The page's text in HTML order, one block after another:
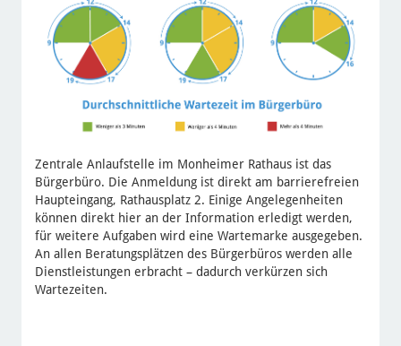
Zentrale Anlaufstelle im Monheimer Rathaus ist das
Bürgerbüro. Die Anmeldung ist direkt am barrierefreien
Haupteingang, Rathausplatz 2. Einige Angelegenheiten
können direkt hier an der Information erledigt werden,
für weitere Aufgaben wird eine Wartemarke ausgegeben.
An allen Beratungsplätzen des Bürgerbüros werden alle
Dienstleistungen erbracht – dadurch verkürzen sich
Wartezeiten.